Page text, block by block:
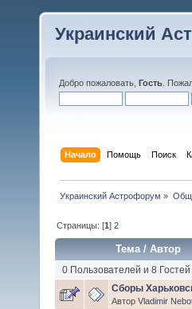
Украинский
Добро пожаловать, Гость .
Начало Помощь Поиск
Украинский Астрофорум »
Страницы: [1]2
Тема/Автор
0 Пользователей и 8
Сборы
Автор Vladimir